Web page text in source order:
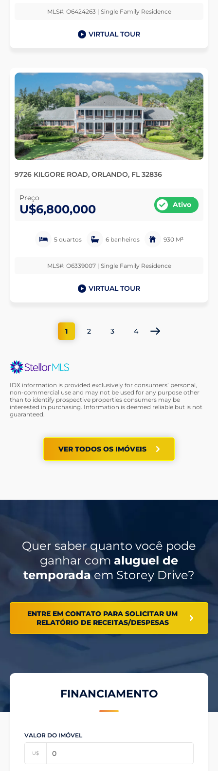
MLS#: O6424263 | Single Family Residence
VIRTUAL TOUR
9726 KILGORE ROAD, ORLANDO, FL 32836
Preço
U$6,800,000 Ativo
5 quartos 6 banheiros 930 M²
MLS#: O6339007 | Single Family Residence
VIRTUAL TOUR
1 2 3 4
IDX information is provided exclusively for consumers’ personal,
non-commercial use and may not be used for any purpose other
than to identify prospective properties consumers may be
interested in purchasing. Information is deemed reliable but is not
guaranteed.
VER TODOS OS IMÓVEIS
Quer saber quanto você pode
ganhar com aluguel de
temporadaem Storey Drive?
ENTRE EM CONTATO PARA SOLICITAR UM
RELATÓRIO DE RECEITAS/DESPESAS
FINANCIAMENTO
VALOR DO IMÓVEL
U$